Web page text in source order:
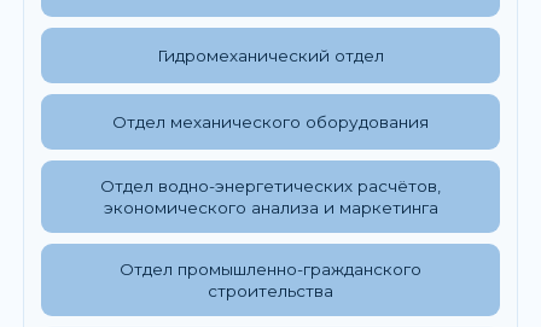
Гидромеханический отдел
Отдел механического оборудования
Отдел водно-энергетических расчётов,
экономического анализа и маркетинга
Отдел промышленно-гражданского
строительства